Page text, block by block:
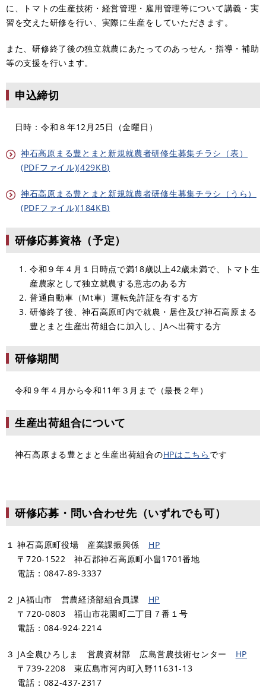
に、トマトの生産技術・経営管理・雇用管理等について講義・実
習を交えた研修を行い、実際に生産をしていただきます。
また、研修終了後の独立就農にあたってのあっせん・指導・補助
等の支援を行います。
申込締切
日時：令和８年12月25日（金曜日）
神石高原まる豊とまと新規就農者研修生募集チラシ（表）
(PDFファイル)(429KB)
神石高原まる豊とまと新規就農者研修生募集チラシ（うら）
(PDFファイル)(184KB)
研修応募資格（予定）
令和９年４月１日時点で満18歳以上42歳未満で、トマト生
産農家として独立就農する意志のある方
普通自動車（Mt車）運転免許証を有する方
研修終了後、神石高原町内で就農・居住及び神石高原まる
豊とまと生産出荷組合に加入し、JAへ出荷する方
研修期間
令和９年４月から令和11年３月まで（最長２年）
生産出荷組合について
神石高原まる豊とまと生産出荷組合のHPはこちら です
研修応募・問い合わせ先（いずれでも可）
１ 神石高原町役場 産業課振興係 HP
〒720-1522 神石郡神石高原町小畠1701番地
電話：0847-89-3337
２ JA福山市 営農経済部組合員課 HP
〒720-0803 福山市花園町二丁目７番１号
電話：084-924-2214
３ JA全農ひろしま 営農資材部 広島営農技術センター HP
〒739-2208 東広島市河内町入野11631-13
電話：082-437-2317